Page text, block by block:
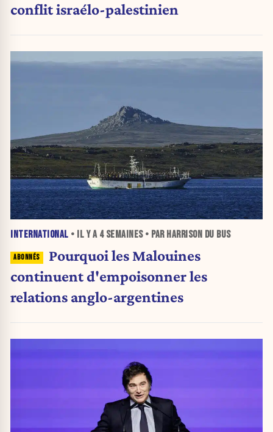
conflit israélo-palestinien
INTERNATIONAL • IL Y A 4 SEMAINES• PAR HARRISON DU BUS
Pourquoi les Malouines
continuent d'empoisonner les
relations anglo-argentines